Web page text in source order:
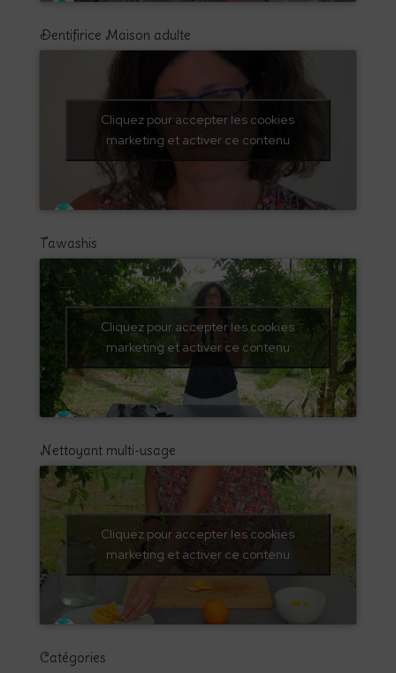
Dentifirice Maison adulte
Cliquez pour accepter les cookies
marketing et activer ce contenu
Tawashis
Cliquez pour accepter les cookies
marketing et activer ce contenu
Nettoyant multi-usage
Cliquez pour accepter les cookies
marketing et activer ce contenu
Catégories